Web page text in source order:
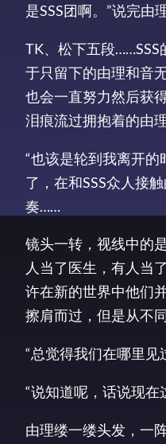
是SSS团啊。”说完由
TK、松下五段……SSS
于只留下的由理和音
也会一直努力然后获
泪痕流过拥抱着的由
“也该是轮到我离开
了，在和SSS众人接
奏……
镜头一转，视线中的
人当了医生，有人当
许在新的世界中他们
擦肩而过，但是从不
“总觉得我们在哪里见
“说知道呢，话说现在
由理缕一缕头发，一